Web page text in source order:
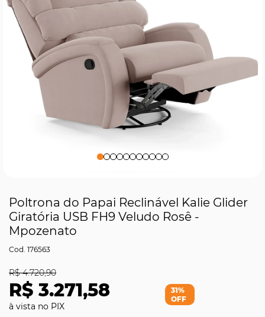
Poltrona do Papai Reclinável Kalie Glider
Giratória USB FH9 Veludo Rosê -
Mpozenato
176563
R$ 3.271,58
R$ 4.720,90
31%
OFF